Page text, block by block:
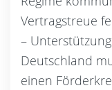
Vertragstreue
–
Deutschland
einen